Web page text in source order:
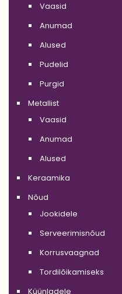
Vaasid
Anumad
Alused
Pudelid
Purgid
Metallist
Vaasid
Anumad
Alused
Keraamika
Nõud
Jookidele
Serveerimisnõud
Korrusvaagnad
Tordilõikamiseks
Küünladele